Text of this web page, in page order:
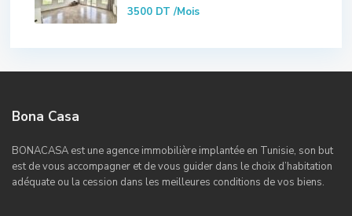
3500 DT/Mois
Bona Casa
BONACASA est une agence immobilière implantée en Tunisie, son but
est de vous accompagner et de vous guider dans le choix d’habitation
adéquate ou la cession dans les meilleures conditions de vos biens.